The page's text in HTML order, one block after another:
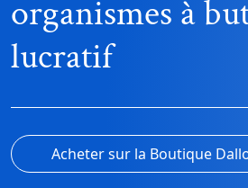
organismes à
lucratif
Acheter sur la Boutique